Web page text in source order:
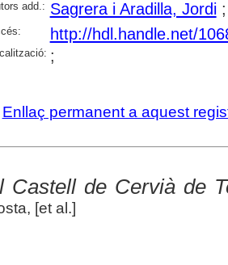
add.: Sagrera i Aradilla, Jordi
http://hdl.handle.net/
;
Enllaç permanent a aquest
Castell de Cervià de
[et al.]